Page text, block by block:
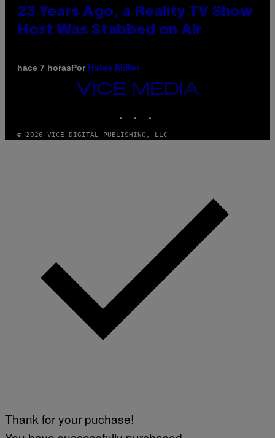
23 Years Ago, a Reality TV Show
Host Was Stabbed on Air
hace 7 horasPor Haley Miller
VICE
MEDIA
© 2026 VICE DIGITAL PUBLISHING, LLC
Thank for your puchase!